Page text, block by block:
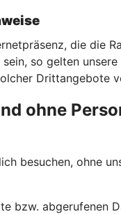
die die
so gelten
Drittangebote
ohne
besuchen, ohne
bzw. abgerufenen